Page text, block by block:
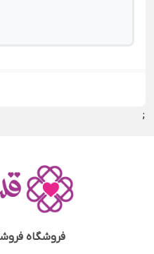
;
فروشگاه